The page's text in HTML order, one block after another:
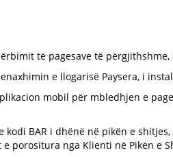
të pagesave të
e llogarisë Paysera, i
mobil për mbledhjen e
kodi BAR i dhënë në pikën e
porositura nga Klienti në Pikën e